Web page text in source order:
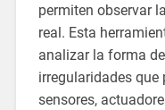
permiten observar
real. Esta
analizar la forma
irregularidades
sensores,